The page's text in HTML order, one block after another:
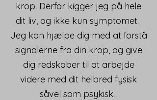
krop. Derfor kigger jeg på hele
dit liv, og ikke kun symptomet.
Jeg kan hjælpe dig med at forstå
signalerne fra din krop, og give
dig redskaber til at arbejde
videre med dit helbred fysisk
såvel som psykisk.